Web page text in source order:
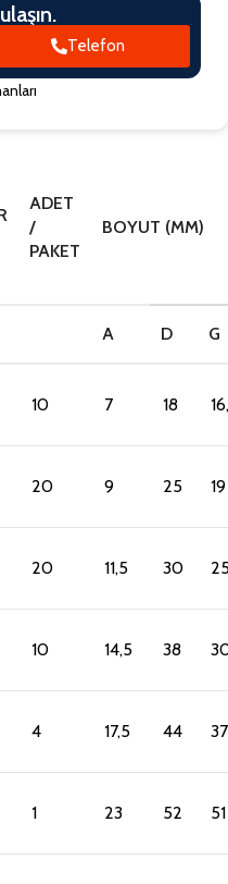
Telefon
ADET
/
PAKET
BOYUT (MM)
A D G
10 7 18
20 9 25 19
20 11,5 30
10 14,5 38
4 17,5 44 37
1 23 52 51